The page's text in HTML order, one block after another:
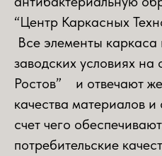
“Центр Каркасных
Все элементы каркаса
заводских условиях
Ростов” и отвечают
качества материалов
счет чего
потребительские